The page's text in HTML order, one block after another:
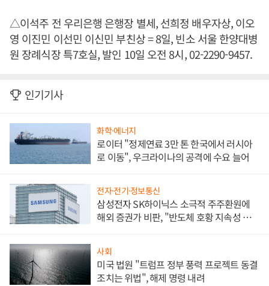
△이석주 전 우리은행 은행장 별세, 선희정 배우자상, 이오
영 이진민 이선민 이신민 부친상 = 8일, 빈소 서울 한양대병
원 장례식장 특7호실, 발인 10일 오전 8시, 02-2290-9457.
인기기사
화학·에너지
로이터 "정제연료 3만 톤 한국에서 러시아
로 이동", 우크라이나의 공격에 수요 늘어
전자·전기·정보통신
삼성전자 SK하이닉스 소극적 주주환원에
해외 증권가 비판, "반도체 호황 지속성 의
사회
미국 법원 "트럼프 정부 풍력 프로젝트 동결
조치는 위법", 해제 명령 내려